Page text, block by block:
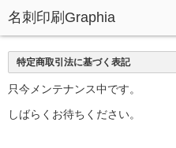
特定商取引法に基づく表記
只今メンテナンス中です。
しばらくお待ちください。